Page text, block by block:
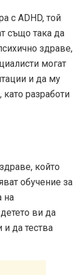
с ADHD, той
също така да
здраве,
могат
и да му
разработи
който
обучение за
на
ви да
да тества